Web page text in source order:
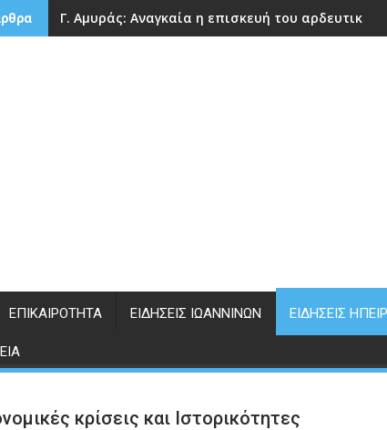
Γ. Αμυράς: Αναγκαία η επισκευή του αρδευτικού
ΕΠΙΚΑΙΡΌΤΗΤΑ ΕΙΔΉΣΕΙΣ ΙΩΑΝΝΊΝΩΝ ΕΙΔΉΣΕΙΣ
κρίσεις και Ιστορικότητες